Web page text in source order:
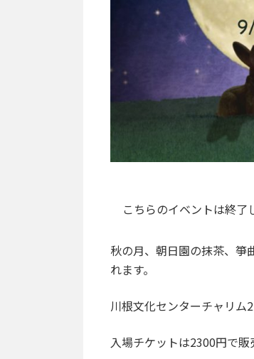
こちらのイベントは終了
秋の月、朝日園の抹茶、
れます。
川根文化センターチャリム
入場チケットは2300円で販